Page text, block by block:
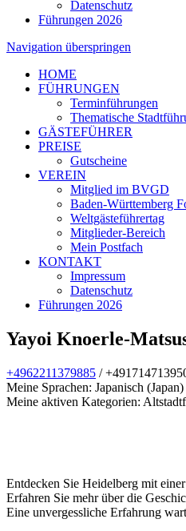
Datenschutz
Führungen 2026
Navigation überspringen
HOME
FÜHRUNGEN
Terminführungen
Thematische
GÄSTEFÜHRER
PREISE
Gutscheine
VEREIN
Mitglied im BVGD
Baden-Württemberg
Weltgästeführertag
Mitglieder-Bereich
Mein Postfach
KONTAKT
Impressum
Datenschutz
Führungen 2026
Yayoi Knoerle-
+4962211379885 /
Meine Sprachen: Japanisch (Japan)
Meine aktiven Kategorien:
Entdecken Sie Heidelberg mit
Erfahren Sie mehr über die
Eine unvergessliche Erfahrung